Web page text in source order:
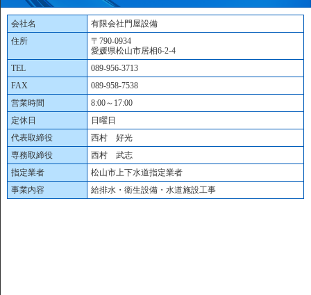
会社名
有限会社門屋設備
住所
〒790-0934
愛媛県松山市居相6-2-4
TEL
089-956-3713
FAX
089-958-7538
営業時間
8:00～17:00
定休日
日曜日
代表取締役
西村 好光
専務取締役
西村 武志
指定業者
松山市上下水道指定業者
事業内容
給排水・衛生設備・水道施設工事